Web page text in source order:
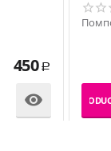
450 Р
